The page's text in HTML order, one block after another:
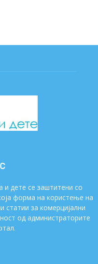
и дете се заштитени со
форма на користење на
статии за комерцијални
од администраторите